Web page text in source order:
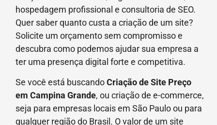
hospedagem profissional e consultoria de SEO.
Quer saber quanto custa a criação de um site?
Solicite um orçamento sem compromisso e
descubra como podemos ajudar sua empresa a
ter uma presença digital forte e competitiva.
Se você está buscandoCriação de Site Preço
em Campina Grande, ou criação de e-commerce,
seja para empresas locais em São Paulo ou para
qualquer região do Brasil. O valor de um site